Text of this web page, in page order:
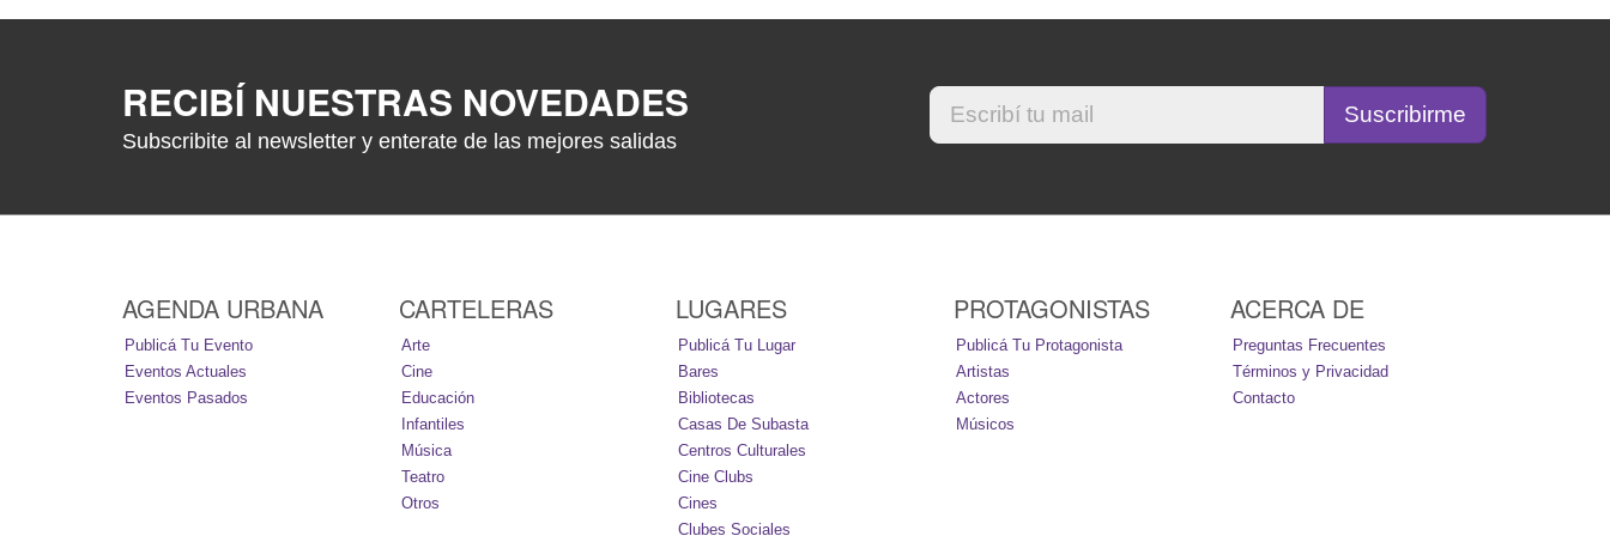
RECIBÍ NUESTRAS NOVEDADES
Subscribite al newsletter y enterate de las mejores salidas
AGENDA URBANA
Publicá Tu Evento
Eventos Actuales
Eventos Pasados
CARTELERAS
Arte
Cine
Educación
Infantiles
Música
Teatro
Otros
LUGARES
Publicá Tu Lugar
Bares
Bibliotecas
Casas De Subasta
Centros Culturales
Cine Clubs
Cines
Clubes Sociales
PROTAGONISTAS
Publicá Tu Protagonista
Artistas
Actores
Músicos
ACERCA DE
Preguntas Frecuentes
Términos y Privacidad
Contacto